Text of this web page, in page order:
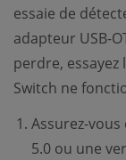
essaie de
adapteur USB-
perdre,
Switch ne
Assurez-
5.0 ou une